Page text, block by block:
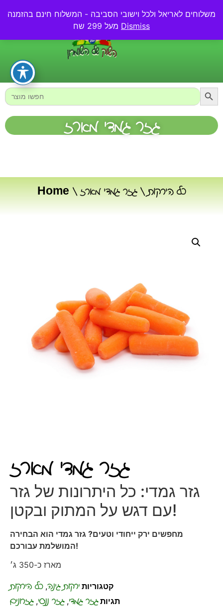
משלוחים לאריאל ולכל וישובי הסביבה - המשלוח חינם בהזמנה
Dismiss
0.00₪
Search
for:
גזר גמדי מארז
Home/ כל הירקות/ גזר גמדי מארז
גזר גמדי מארז
גזר גמדי: כל היתרונות של גזר
עם דגש על המתוק ובקטן!
מחפשים ירק ייחודי וטעים? גזר גמדי הוא הבחירה
המושלמת עבורכם!
מארז כ-350 ג׳
קטגוריות ירקות גינה,כל הירקות
תגיותגזר גמדי,גזר ננסי,גזרונים